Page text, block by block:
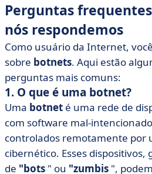
Perguntas
nós respondemos
Como usuário da Internet,
sobre botnets. Aqui estão
perguntas mais comuns:
1. O que é uma botnet?
Uma botnet é uma rede de
com software mal-
controlados remotamente por
cibernético. Esses
de "bots " ou "zumbis ",